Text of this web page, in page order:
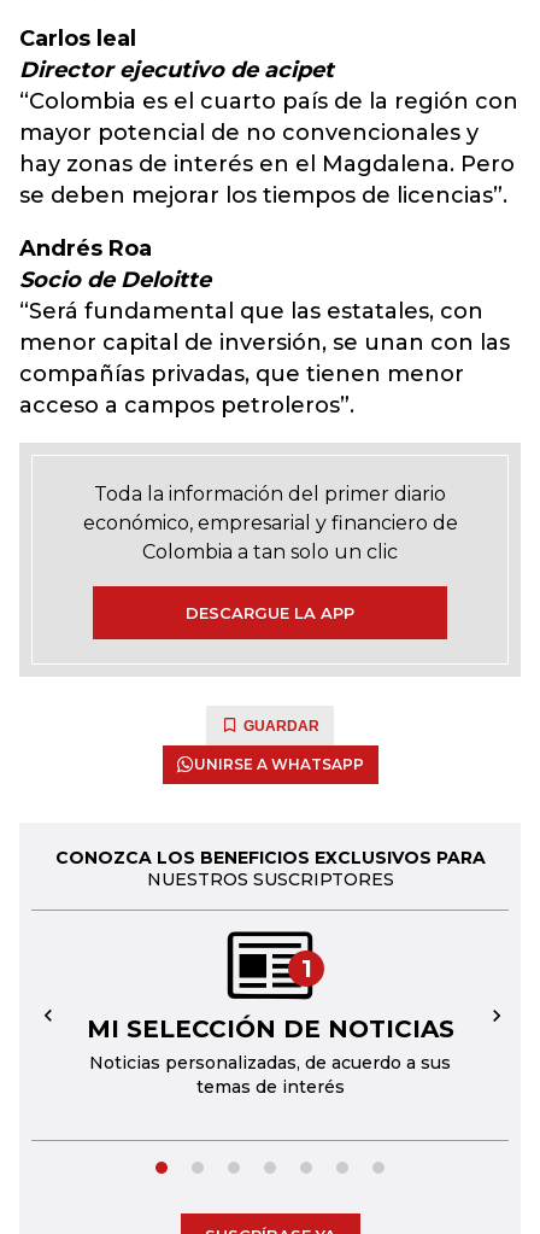
Carlos leal
Director ejecutivo de acipet
“Colombia es el cuarto país de la región con
mayor potencial de no convencionales y
hay zonas de interés en el Magdalena. Pero
se deben mejorar los tiempos de licencias”.
Andrés Roa
Socio de Deloitte
“Será fundamental que las estatales, con
menor capital de inversión, se unan con las
compañías privadas, que tienen menor
acceso a campos petroleros”.
Toda la información del primer diario
económico, empresarial y financiero de
Colombia a tan solo un clic
DESCARGUE LA APP
GUARDAR
UNIRSE A WHATSAPP
CONOZCA LOS BENEFICIOS EXCLUSIVOS PARA
NUESTROS SUSCRIPTORES
1
MI SELECCIÓN DE NOTICIAS
Noticias personalizadas, de acuerdo a sus
temas de interés
← →